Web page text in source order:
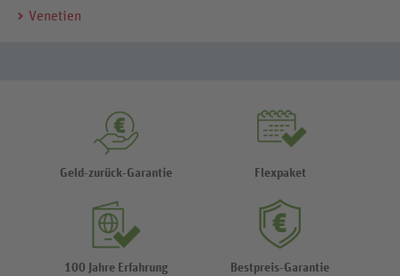
Venetien
Geld-zurück-Garantie Flexpaket
100 Jahre Erfahrung Bestpreis-Garantie